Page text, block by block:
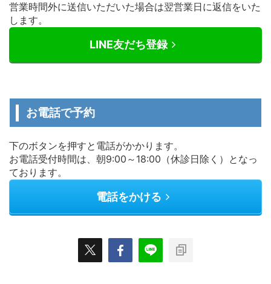
営業時間外に送信いただいた場合は翌営業日に返信をいた
します。
LINE友だち登録
お電話で予約
下のボタンを押すと電話がかかります。
お電話受付時間は、朝9:00～18:00（休診日除く）となっ
ております。
電話をかける